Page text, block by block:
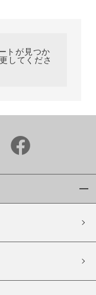
トが見つか
してくださ